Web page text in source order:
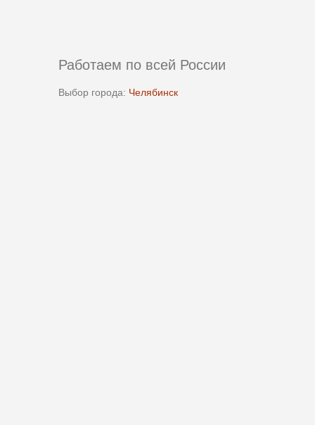
Работаем по всей России
Выбор города: Челябинск